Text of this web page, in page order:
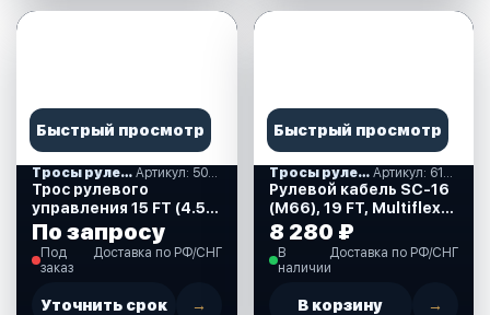
Быстрый просмотр
Тросы рулевые
Трос рулевого
управления 15 FT (4.57
м.), аналог М66
(509015)
По запросу
Под
заказ
Доставка по РФ/СНГ
Уточнить срок →
Быстрый просмотр
Тросы рулевые
Рулевой кабель SC-16
(M66), 19 FT, Multiflex
(612032)
8 280 ₽
В
наличии
Доставка по РФ/СНГ
В корзину →